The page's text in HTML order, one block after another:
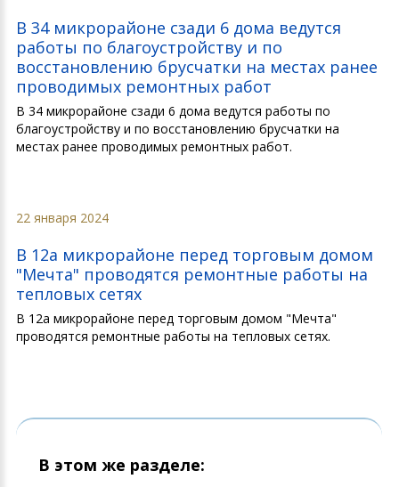
В 34 микрорайоне сзади 6 дома ведутся
работы по благоустройству и по
восстановлению брусчатки на местах ранее
проводимых ремонтных работ
В 34 микрорайоне сзади 6 дома ведутся работы по
благоустройству и по восстановлению брусчатки на
местах ранее проводимых ремонтных работ.
22 января 2024
В 12а микрорайоне перед торговым домом
"Мечта" проводятся ремонтные работы на
тепловых сетях
В 12а микрорайоне перед торговым домом "Мечта"
проводятся ремонтные работы на тепловых сетях.
В этом же разделе: